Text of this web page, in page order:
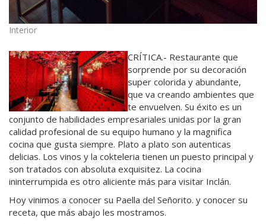
Interior
CRÍTICA.- Restaurante que
sorprende por su decoración
super colorida y abundante,
que va creando ambientes que
te envuelven. Su éxito es un
conjunto de habilidades empresariales unidas por la gran
calidad profesional de su equipo humano y la magnifica
cocina que gusta siempre. Plato a plato son autenticas
delicias. Los vinos y la cokteleria tienen un puesto principal y
son tratados con absoluta exquisitez. La cocina
ininterrumpida es otro aliciente más para visitar Inclán.
Hoy vinimos a conocer su Paella del Señorito. y conocer su
receta, que más abajo les mostramos.